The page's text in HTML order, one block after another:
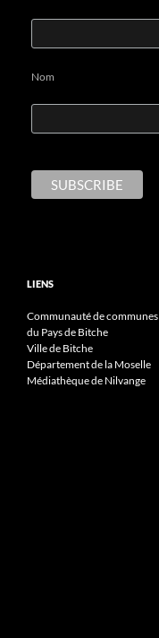
Nom
LIENS
Communauté de communes
du Pays de Bitche
Ville de Bitche
Département de la Moselle
Médiathèque de Nilvange